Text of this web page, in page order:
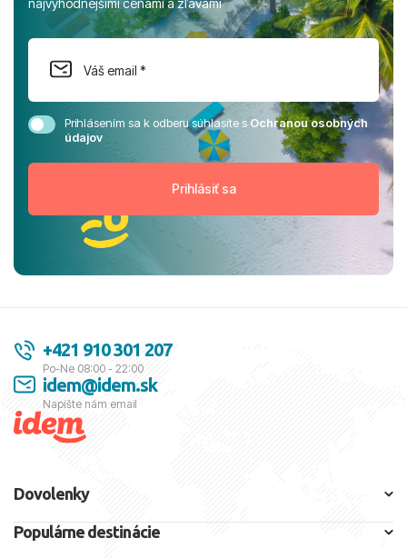
najvýhodnejšími cenami a zľavami
Prihlásením sa k odberu súhlasíte sOchranou osobných
údajov
+421 910 301 207
Po-Ne 08:00 - 22:00
idem@idem.sk
Napíšte nám email
Dovolenky
Populárne destinácie